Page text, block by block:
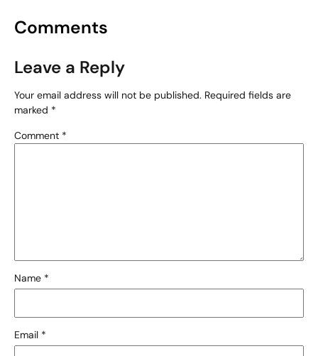
Comments
Leave a Reply
Your email address will not be published. Required fields are
marked *
Comment *
Name *
Email *